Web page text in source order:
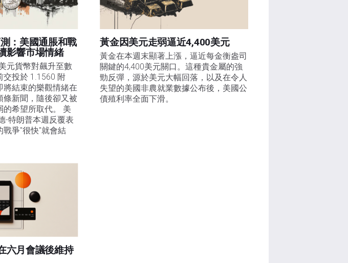
：美國通脹和戰
影響市場情緒
元貨幣對飆升至數
交投於 1.1560 附
將結束的樂觀情緒在
條新聞，隨後卻又被
的希望所取代。 美
-特朗普本週反覆表
戰爭"很快"就會結
黃金因美元走弱逼近4,400美元
黃金在本週末顯著上漲，逼近每金衡盎司
關鍵的4,400美元關口。這種貴金屬的強
勁反彈，源於美元大幅回落，以及在令人
失望的美國非農就業數據公布後，美國公
債殖利率全面下滑。
六月會議後維持